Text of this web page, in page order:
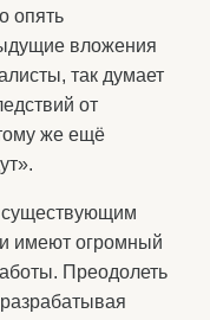
опять
вложения
так думает
от
же ещё
существующим
имеют огромный
Преодолеть